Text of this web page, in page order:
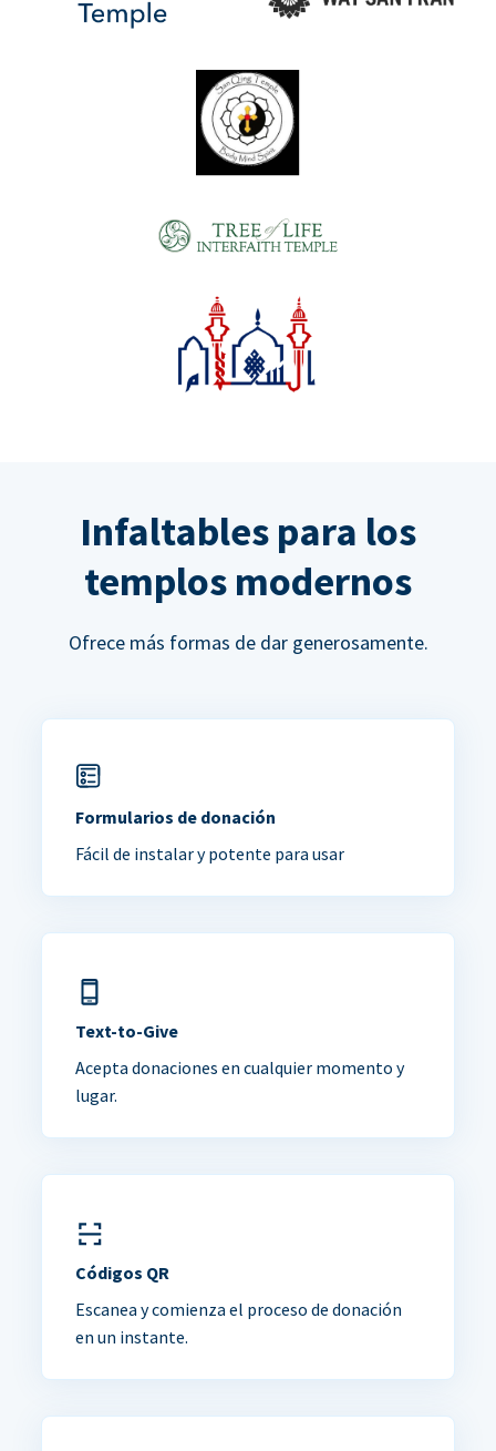
Infaltables para los
templos modernos
Ofrece más formas de dar generosamente.
Formularios de donación
Fácil de instalar y potente para usar
Text-to-Give
Acepta donaciones en cualquier momento y
lugar.
Códigos QR
Escanea y comienza el proceso de donación
en un instante.